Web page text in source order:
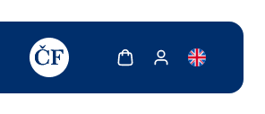
TODO: Add description for reader
Zobrazit košíkZobrazit můj účet